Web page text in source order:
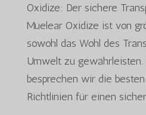
Oxidize: Der sichere
Muelear Oxidize ist von
sowohl das Wohl des
Umwelt zu
besprechen wir die
Richtlinien für einen